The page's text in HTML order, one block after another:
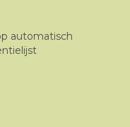
automatisch